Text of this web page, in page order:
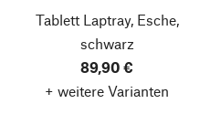
Tablett Laptray, Esche,
schwarz
89,90 €
+ weitere Varianten